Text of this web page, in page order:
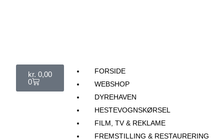
kr. 0,00
0
FORSIDE
WEBSHOP
DYREHAVEN
HESTEVOGNSKØRSEL
FILM, TV & REKLAME
FREMSTILLING & RESTAURERING​